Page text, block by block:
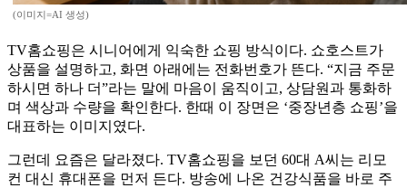
(이미지=AI 생성)
TV홈쇼핑은 시니어에게 익숙한 쇼핑 방식이다. 쇼호스트가
상품을 설명하고, 화면 아래에는 전화번호가 뜬다. “지금 주문
하시면 하나 더”라는 말에 마음이 움직이고, 상담원과 통화하
며 색상과 수량을 확인한다. 한때 이 장면은 ‘중장년층 쇼핑’을
대표하는 이미지였다.
그런데 요즘은 달라졌다. TV홈쇼핑을 보던 60대 A씨는 리모
컨 대신 휴대폰을 먼저 든다. 방송에 나온 건강식품을 바로 주